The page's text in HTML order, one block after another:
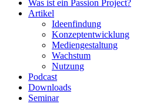
Was ist ein Passion Project?
Artikel
Ideenfindung
Konzeptentwicklung
Mediengestaltung
Wachstum
Nutzung
Podcast
Downloads
Seminar